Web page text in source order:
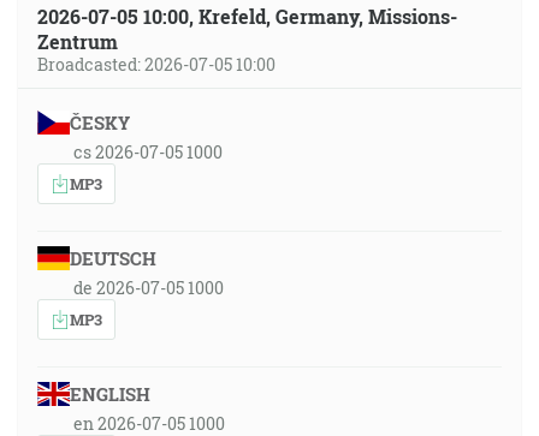
2026-07-05 10:00, Krefeld, Germany, Missions-
Zentrum
Broadcasted: 2026-07-05 10:00
ČESKY
cs 2026-07-05 1000
MP3
DEUTSCH
de 2026-07-05 1000
MP3
ENGLISH
en 2026-07-05 1000